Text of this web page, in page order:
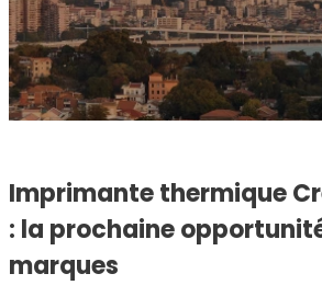
Imprimante thermique
: la prochaine
marques